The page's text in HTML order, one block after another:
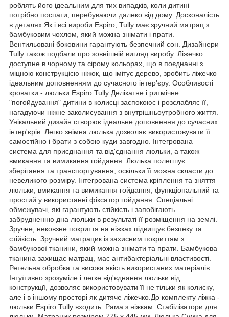
роблять його ідеальним для тих випадків, коли дитині
потрібно поспати, перебуваючи далеко від дому. Досконалість
в деталях Як і всі вироби Espiro, Tully має зручний матрац з
бамбуковим чохлом, який можна знімати і прати.
Вентильовані боковини гарантують безпечний сон. Дизайнери
Tully також подбали про зовнішній вигляд виробу. Ліжечко
доступне в чорному та сірому кольорах, що в поєднанні з
міцною конструкцією ніжок, що імітує дерево, зробить ліжечко
ідеальним доповненням до сучасного інтер'єру. Особливості
кроватки - люльки Espiro Tully:Делікатне і ритмічне
"погойдування" дитини в колисці заспокоює і розслабляє її,
нагадуючи ніжне заколисування з внутрішньоутробного життя.
Унікальний дизайн створює ідеальне доповнення до сучасних
інтер'єрів. Легко знімна люлька дозволяє використовувати її
самостійно і брати з собою куди завгодно. Інтегрована
система для приєднання та від'єднання люльки, а також
вмикання та вимикання гойдання. Люлька полегшує
зберігання та транспортування, оскільки її можна скласти до
невеликого розміру. Інтегрована система кріплення та зняття
люльки, вмикання та вимикання гойдання, функціональний та
простий у використанні фіксатор гойдання. Спеціальні
обмежувачі, які гарантують стійкість і запобігають
забрудненню дна люльки в результаті її розміщення на землі.
Зручне, нековзне покриття на ніжках підвищує безпеку та
стійкість. Зручний матрацик із захисним покриттям з
бамбукової тканини, який можна знімати та прати. Бамбукова
тканина захищає матрац, має антибактеріальні властивості.
Ретельна обробка та висока якість використаних матеріалів.
Інтуїтивно зрозуміле і легке від'єднання люльки від
конструкції, дозволяє використовувати її не тільки як колиску,
але і в іншому просторі як дитяче ліжечко.До комплекту ліжка -
люльки Espiro Tully входить: Рама з ніжкам. Стабілізатори для